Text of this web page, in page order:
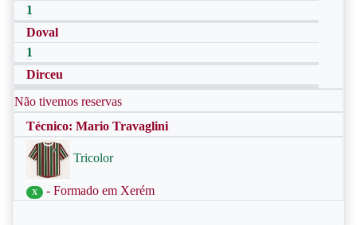
1
Doval
1
Dirceu
Não tivemos reservas
Técnico: Mario Travaglini
Tricolor
X - Formado em Xerém